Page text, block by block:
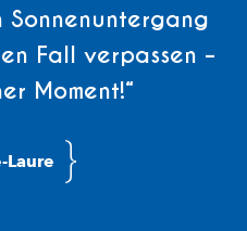
Sonnenuntergang
Fall verpassen –
Moment!“
Laure